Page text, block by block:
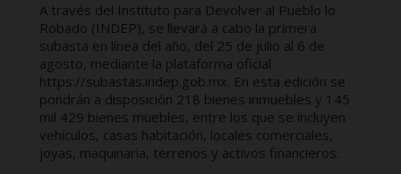
A través del Instituto para Devolver al Pueblo lo
Robado (INDEP), se llevará a cabo la primera
subasta en línea del año, del 25 de julio al 6 de
agosto, mediante la plataforma oficial
https://subastas.indep.gob.mx. En esta edición se
pondrán a disposición 218 bienes inmuebles y 145
mil 429 bienes muebles, entre los que se incluyen
vehículos, casas habitación, locales comerciales,
joyas, maquinaria, terrenos y activos financieros.